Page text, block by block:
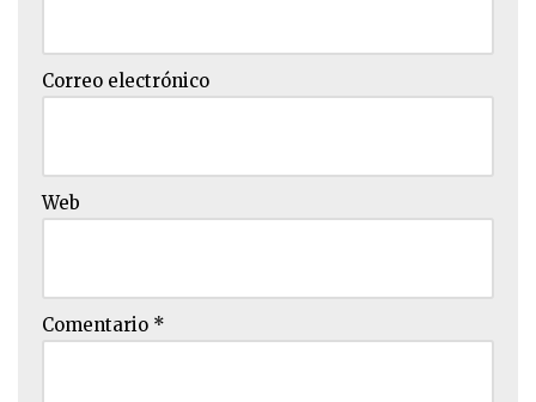
Correo electrónico
Web
Comentario *